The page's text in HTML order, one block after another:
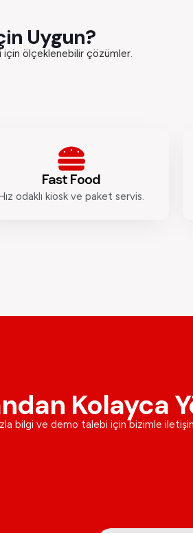
Uygun?
ölçeklenebilir çözümler.
Fast Food
Hız odaklı kiosk ve paket servis.
Kolayca
bilgi ve demo talebi için bizimle